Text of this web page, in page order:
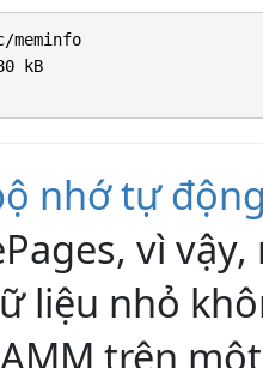
meminfo
kB
nhớ tự
vì
liệu nhỏ
trên